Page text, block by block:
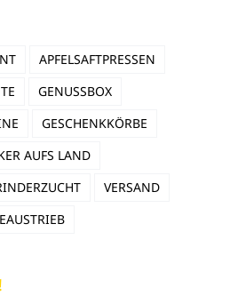
APFELSAFTPRESSEN
GENUSSBOX
GESCHENKKÖRBE
AUFS LAND
VERSAND